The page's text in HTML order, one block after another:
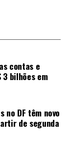
contas e
bilhões em
no DF têm novo
de segunda